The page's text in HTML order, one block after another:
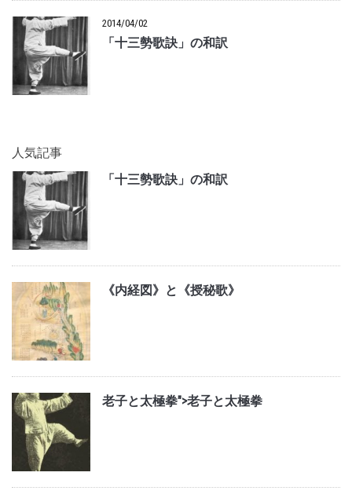
2014/04/02
「十三勢歌訣」の和訳
人気記事
「十三勢歌訣」の和訳
《内経図》と《授秘歌》
老子と太極拳">老子と太極拳